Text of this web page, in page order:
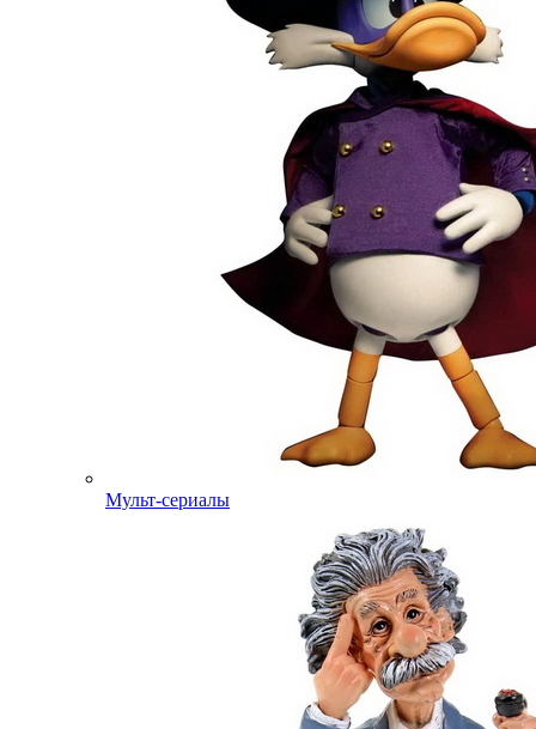
Мульт-сериалы